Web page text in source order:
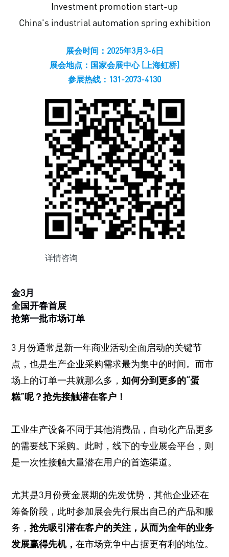
Investment promotion start-up
China's industrial automation spring exhibition
展会时间：2025年3月3-6日
展会地点：国家会展中心 [上海虹桥]
参展热线：131-2073-4130
详情咨询
金3月
全国开春首展
抢第一批市场订单
3 月份通常是新一年商业活动全面启动的关键节
点，也是生产企业采购需求最为集中的时间。而市
场上的订单一共就那么多， 如何分到更多的“蛋
糕”呢？抢先接触潜在客户！
工业生产设备不同于其他消费品，自动化产品更多
的需要线下采购。此时，线下的专业展会平台，则
是一次性接触大量潜在用户的首选渠道。
尤其是3月份黄金展期的先发优势，其他企业还在
筹备阶段，此时参加展会先行展出自己的产品和服
务， 抢先吸引潜在客户的关注，从而为全年的业务
发展赢得先机， 在市场竞争中占据更有利的地位。